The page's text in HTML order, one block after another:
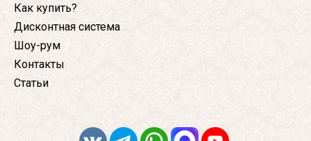
Как купить?
Дисконтная система
Шоу-рум
Контакты
Статьи